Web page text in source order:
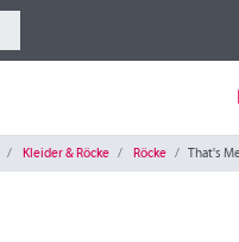
Kleider & Röcke Röcke That's